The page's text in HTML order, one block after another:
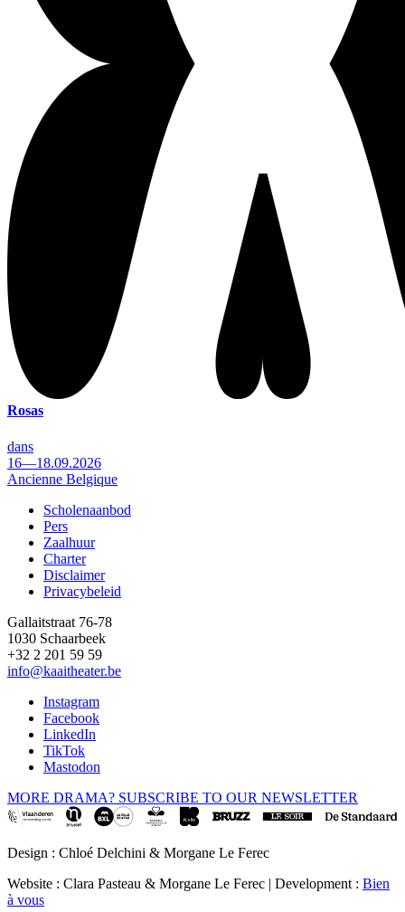
Rosas
dans
16—18.09.2026
Ancienne Belgique
Footer
Scholenaanbod
Pers
Zaalhuur
Charter
Disclaimer
Privacybeleid
Gallaitstraat 76-78
1030 Schaarbeek
+32 2 201 59 59
info@kaaitheater.be
Instagram
Facebook
LinkedIn
TikTok
Mastodon
MORE DRAMA? SUBSCRIBE TO OUR NEWSLETTER
Design : Chloé Delchini & Morgane Le Ferec
Website : Clara Pasteau & Morgane Le Ferec | Development : Bien
à vous